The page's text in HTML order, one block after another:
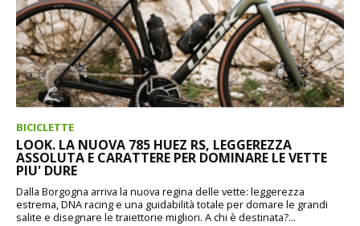
BICICLETTE
LOOK. LA NUOVA 785 HUEZ RS, LEGGEREZZA
ASSOLUTA E CARATTERE PER DOMINARE LE VETTE
PIU' DURE
Dalla Borgogna arriva la nuova regina delle vette: leggerezza
estrema, DNA racing e una guidabilità totale per domare le grandi
salite e disegnare le traiettorie migliori. A chi è destinata?...